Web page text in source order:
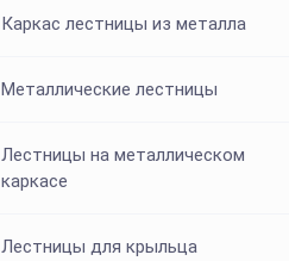
Cтойка для приседаний
Стойки для хранения гантелей
Каркас лестницы из металла
Металлические лестницы
Лестницы на металлическом
каркасе
Лестницы для крыльца